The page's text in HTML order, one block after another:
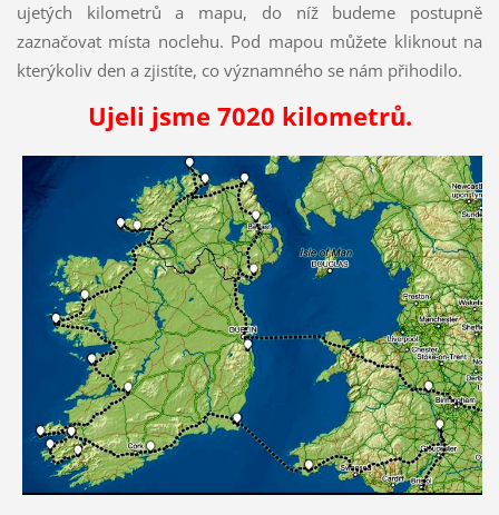
ujetých kilometrů a mapu, do níž budeme postupně
zaznačovat místa noclehu. Pod mapou můžete kliknout na
kterýkoliv den a zjistíte, co významného se nám přihodilo.
Ujeli jsme 7020 kilometrů.